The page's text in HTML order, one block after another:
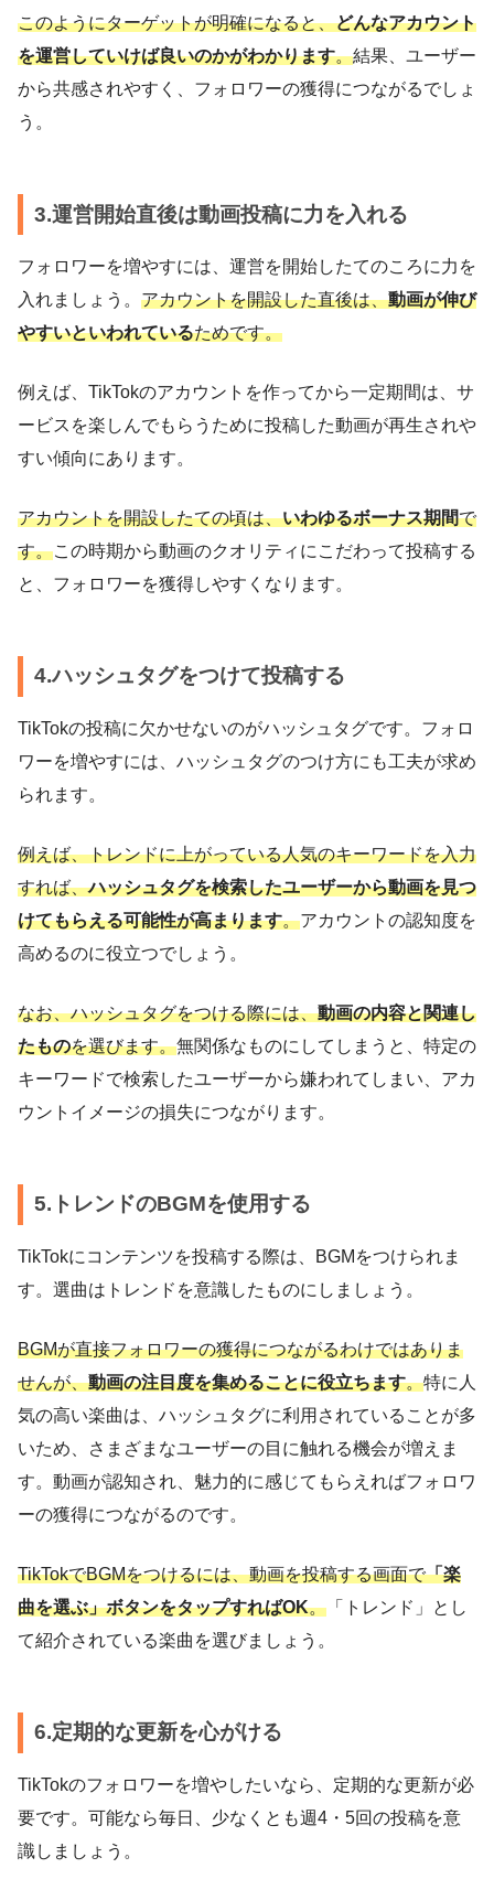
このようにターゲットが明確になると、どんなアカウント
を運営していけば良いのかがわかります。結果、ユーザー
から共感されやすく、フォロワーの獲得につながるでしょ
う。
3.運営開始直後は動画投稿に力を入れる
フォロワーを増やすには、運営を開始したてのころに力を
入れましょう。 アカウントを開設した直後は、動画が伸び
やすいといわれているためです。
例えば、TikTokのアカウントを作ってから一定期間は、サ
ービスを楽しんでもらうために投稿した動画が再生されや
すい傾向にあります。
アカウントを開設したての頃は、いわゆるボーナス期間で
す。この時期から動画のクオリティにこだわって投稿する
と、フォロワーを獲得しやすくなります。
4.ハッシュタグをつけて投稿する
TikTokの投稿に欠かせないのがハッシュタグです。フォロ
ワーを増やすには、ハッシュタグのつけ方にも工夫が求め
られます。
例えば、トレンドに上がっている人気のキーワードを入力
すれば、ハッシュタグを検索したユーザーから動画を見つ
けてもらえる可能性が高まります。アカウントの認知度を
高めるのに役立つでしょう。
なお、ハッシュタグをつける際には、動画の内容と関連し
たものを選びます。無関係なものにしてしまうと、特定の
キーワードで検索したユーザーから嫌われてしまい、アカ
ウントイメージの損失につながります。
5.トレンドのBGMを使用する
TikTokにコンテンツを投稿する際は、BGMをつけられま
す。選曲はトレンドを意識したものにしましょう。
BGMが直接フォロワーの獲得につながるわけではありま
せんが、動画の注目度を集めることに役立ちます。特に人
気の高い楽曲は、ハッシュタグに利用されていることが多
いため、さまざまなユーザーの目に触れる機会が増えま
す。動画が認知され、魅力的に感じてもらえればフォロワ
ーの獲得につながるのです。
TikTokでBGMをつけるには、動画を投稿する画面で「楽
曲を選ぶ」ボタンをタップすればOK。 「トレンド」とし
て紹介されている楽曲を選びましょう。
6.定期的な更新を心がける
TikTokのフォロワーを増やしたいなら、定期的な更新が必
要です。可能なら毎日、少なくとも週4・5回の投稿を意
識しましょう。